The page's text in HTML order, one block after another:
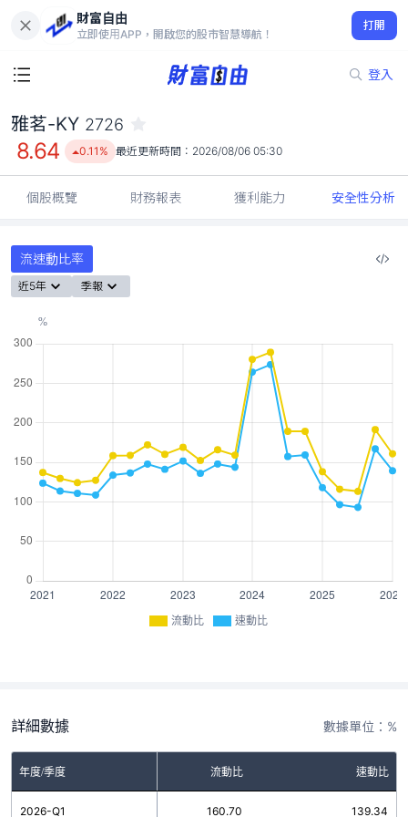
財富自由
立即使用APP，開啟您的股市智慧導航！
打開
登入
8.64
0.11%
雅茗-KY 2726
8.64 0.11% 最近更新時間： 2026/08/06 05:30
個股概覽 財務報表 獲利能力 安全性分析
流速動比率
近5年 季報
流動比 速動比
詳細數據 數據單位：%
年度/季度 流動比 速動比
2026-Q1 160.70 139.34